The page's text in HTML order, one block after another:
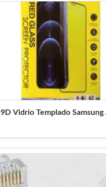
9D Vidrio Templado Samsung